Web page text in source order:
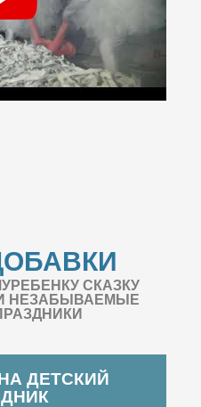
СКАЗКУ
НЕЗАБЫВАЕМЫЕ
ДЕТСКИЙ